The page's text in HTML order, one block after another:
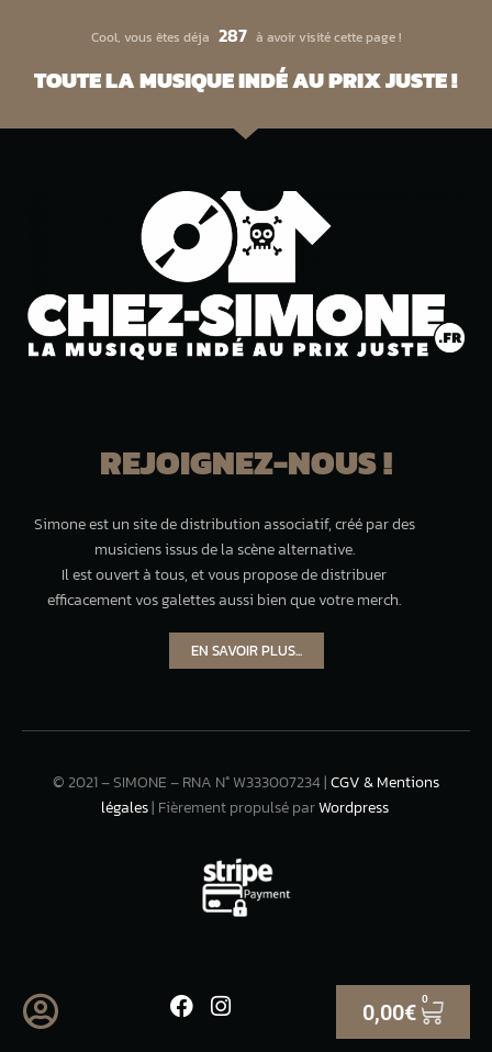
Cool, vous êtes déja 287 à avoir visité cette page !
TOUTE LA MUSIQUE INDÉ AU PRIX JUSTE !
REJOIGNEZ-NOUS !
Simone est un site de distribution associatif, créé par des
musiciens issus de la scène alternative.
Il est ouvert à tous, et vous propose de distribuer
efficacement vos galettes aussi bien que votre merch.
EN SAVOIR PLUS...
© 2021 – SIMONE – RNA N° W333007234 |CGV & Mentions
légales| Fièrement propulsé parWordpress
0,00€ 0